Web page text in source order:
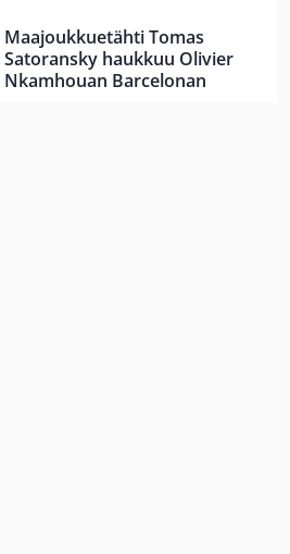
Maajoukkuetähti Tomas
Satoransky haukkuu Olivier
Nkamhouan Barcelonan